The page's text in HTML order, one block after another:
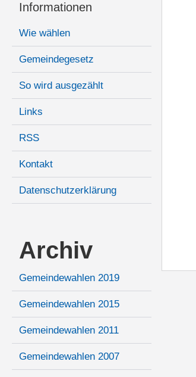
Informationen
Wie wählen
Gemeindegesetz
So wird ausgezählt
Links
RSS
Kontakt
Datenschutzerklärung
Archiv
Gemeindewahlen 2019
Gemeindewahlen 2015
Gemeindewahlen 2011
Gemeindewahlen 2007